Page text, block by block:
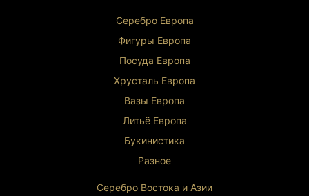
Серебро Европа
Фигуры Европа
Посуда Европа
Хрусталь Европа
Вазы Европа
Литьё Европа
Букинистика
Разное
Серебро Востока и Азии